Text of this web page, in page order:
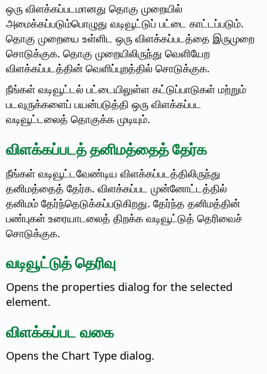
ஒரு விளக்கப்படமானது தொகு முறையில்
அமைக்கப்படும்பொழுது வடிவூட்டுப் பட்டை காட்டப்படும்.
தொகு முறையை உள்ளிட ஒரு விளக்கப்படத்தை இருமுறை
சொடுக்குக. தொகு முறையிலிருந்து வெளியேற
விளக்கப்படத்தின் வெளிப்புறத்தில் சொடுக்குக.
நீங்கள் வடிவூட்டல் பட்டையிலுள்ள கட்டுப்பாடுகள் மற்றும்
படவுருக்களைப் பயன்படுத்தி ஒரு விளக்கப்பட
வடிவூட்டலைத் தொகுக்க முடியும்.
விளக்கப்படத் தனிமத்தைத் தேர்க
நீங்கள் வடிவூட்டவேண்டிய விளக்கப்படத்திலிருந்து
தனிமத்தைத் தேர்க. விளக்கப்பட முன்னோட்டத்தில்
தனிமம் தேர்ந்தெடுக்கப்படுகிறது. தேர்ந்த தனிமத்தின்
பண்புகள் உரையாடலைத் திறக்க வடிவூட்டுத் தெரிவைச்
சொடுக்குக.
வடிவூட்டுத் தெரிவு
Opens the properties dialog for the selected
element.
விளக்கப்பட வகை
Opens the Chart Type dialog.